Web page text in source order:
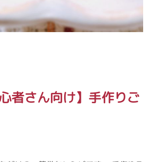
者さん向け】手作りご